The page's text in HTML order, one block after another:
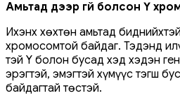
Амьтад дээр үгүй болсон Ү
Ихэнх хөхтөн амьтад
хромосомтой байдаг. Тэдэнд
тэй Y болон бусад хэд хэдэн
эрэгтэй, эмэгтэй хүмүүс тэгш
байдагтай төстэй.